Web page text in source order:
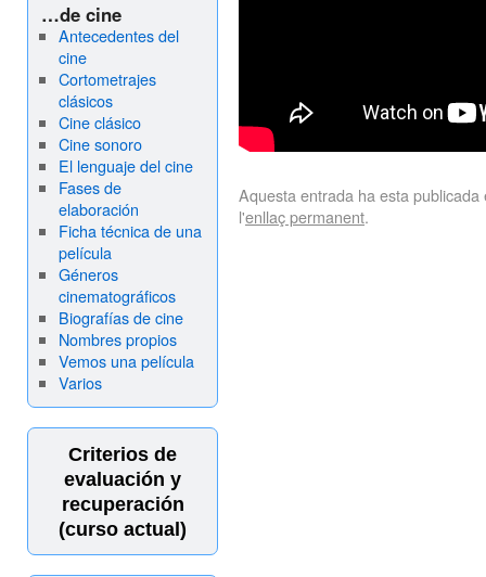
…de cine
Antecedentes del
cine
Cortometrajes
clásicos
Cine clásico
Cine sonoro
El lenguaje del cine
Fases de
elaboración
Ficha técnica de una
película
Géneros
cinematográficos
Biografías de cine
Nombres propios
Vemos una película
Varios
Criterios de
evaluación y
recuperación
(curso actual)
Aquesta entrada ha esta
l'enllaç permanent.